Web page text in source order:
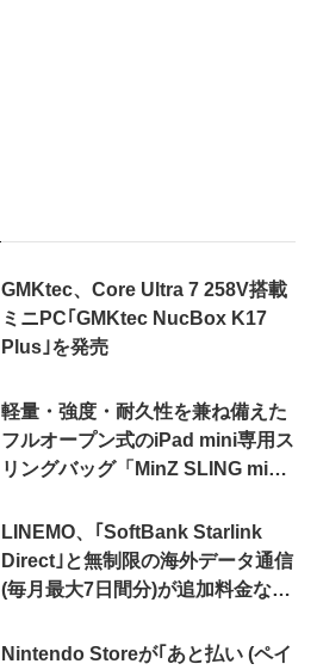
GMKtec、Core Ultra 7 258V搭載
ミニPC｢GMKtec NucBox K17
Plus｣を発売
軽量・強度・耐久性を兼ね備えた
フルオープン式のiPad mini専用ス
リングバッグ「MinZ SLING mini
LINEMO、｢SoftBank Starlink
Direct｣と無制限の海外データ通信
(毎月最大7日間分)が追加料金なし
Nintendo Storeが｢あと払い (ペイ